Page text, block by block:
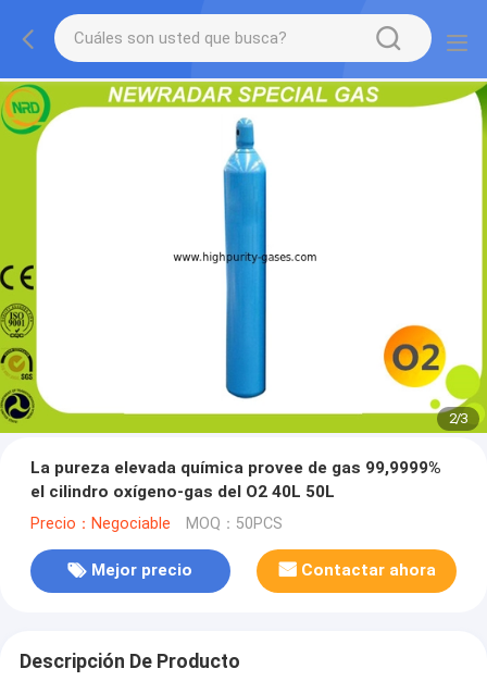
2/3
La pureza elevada química provee de gas 99,9999%
el cilindro oxígeno-gas del O2 40L 50L
Precio：Negociable MOQ：50PCS
Mejor precio Contactar ahora
Descripción De Producto